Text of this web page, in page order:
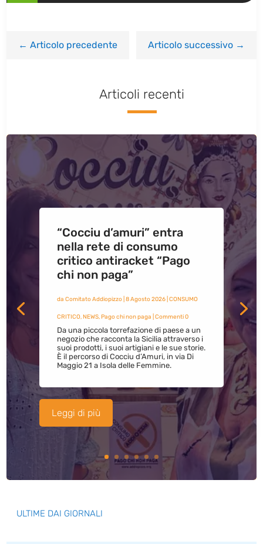
←Articolo precedente Articolo successivo→
Articoli recenti
“Cocciu d’amuri” entra
nella rete di consumo
critico antiracket “Pago
chi non paga”
da Comitato Addiopizzo| 8 Agosto 2026| CONSUMO
CRITICO,NEWS,Pago chi non paga | Commenti 0
Da una piccola torrefazione di paese a un
negozio che racconta la Sicilia attraverso i
suoi prodotti, i suoi artigiani e le sue storie.
È il percorso di Cocciu d’Amuri, in via Di
Maggio 21 a Isola delle Femmine.
Leggi di più
ULTIME DAI GIORNALI